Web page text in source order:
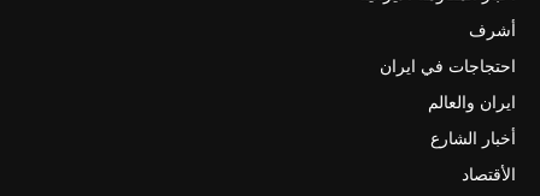
أشرف
احتجاجات في ايران
ايران والعالم
أخبار الشارع
الأقتصاد